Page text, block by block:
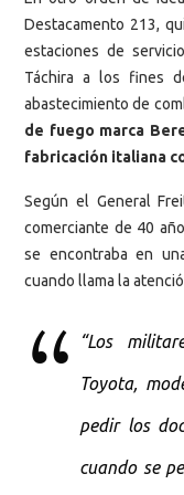
Destacamento 213,
estaciones de
Táchira a los fines
abastecimiento de
de fuego marca
fabricación italiana
Según el General
comerciante de 40
se encontraba en
cuando llama la
“Los
Toyota,
pedir los
cuando se